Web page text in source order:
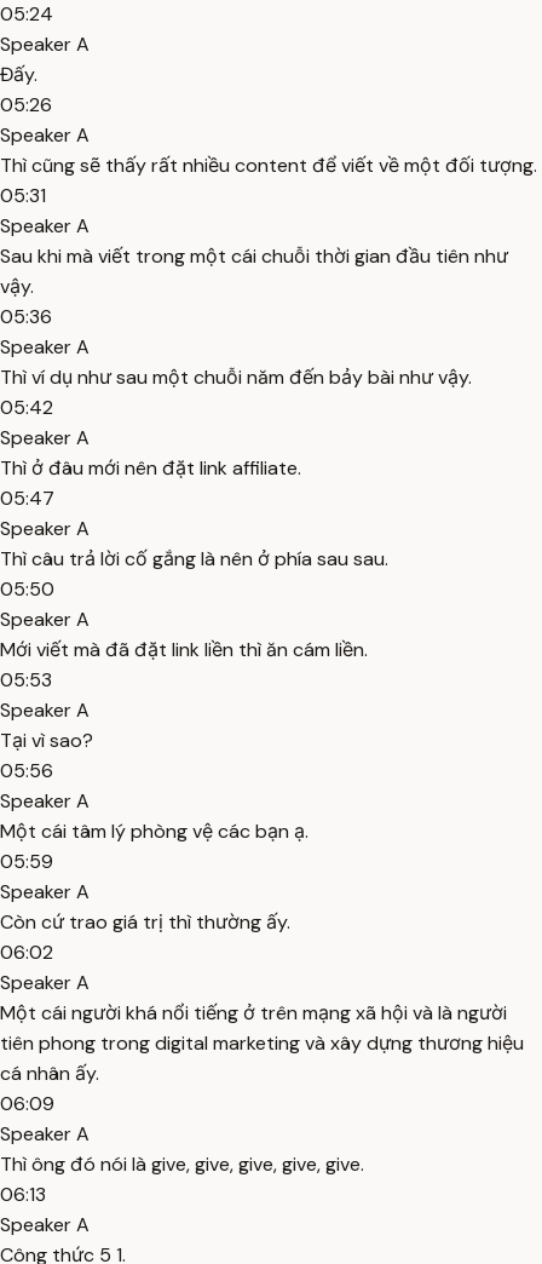
05:24
Speaker A
Đấy.
05:26
Speaker A
Thì cũng sẽ thấy rất nhiều content để viết về một đối tượng.
05:31
Speaker A
Sau khi mà viết trong một cái chuỗi thời gian đầu tiên như
vậy.
05:36
Speaker A
Thì ví dụ như sau một chuỗi năm đến bảy bài như vậy.
05:42
Speaker A
Thì ở đâu mới nên đặt link affiliate.
05:47
Speaker A
Thì câu trả lời cố gắng là nên ở phía sau sau.
05:50
Speaker A
Mới viết mà đã đặt link liền thì ăn cám liền.
05:53
Speaker A
Tại vì sao?
05:56
Speaker A
Một cái tâm lý phòng vệ các bạn ạ.
05:59
Speaker A
Còn cứ trao giá trị thì thường ấy.
06:02
Speaker A
Một cái người khá nổi tiếng ở trên mạng xã hội và là người
tiên phong trong digital marketing và xây dựng thương hiệu
cá nhân ấy.
06:09
Speaker A
Thì ông đó nói là give, give, give, give, give.
06:13
Speaker A
Công thức 5 1.